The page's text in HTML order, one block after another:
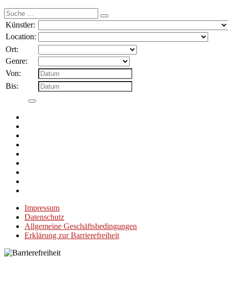
Suche
nach:
Künstler:
Location:
Ort:
Genre:
Von:
Bis:
Impressum
Datenschutz
Allgemeine Geschäftsbedingungen
Erklärung zur Barrierefreiheit